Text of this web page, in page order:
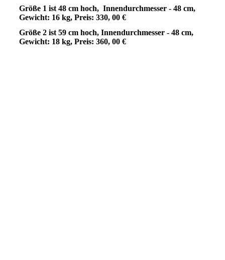
Größe 1 ist 48 cm hoch, Innendurchmesser - 48 cm,
Gewicht: 16 kg, Preis: 330, 00 €
Größe 2 ist 59 cm hoch, Innendurchmesser - 48 cm,
Gewicht: 18 kg, Preis: 360, 00 €